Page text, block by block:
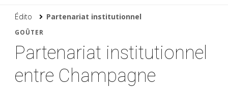
Édito Partenariat institutionnel
GOÛTER
Partenariat institutionnel
entre Champagne